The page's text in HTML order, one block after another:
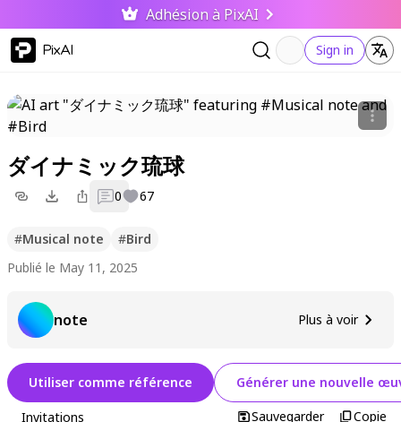
Adhésion à PixAI
PixAI Sign in
ダイナミック琉球
0 67
#Musical note #Bird
Publié le May 11, 2025
note Plus à voir
Utiliser comme référence Générer une nouvelle
Invitations Sauvegarder Copie